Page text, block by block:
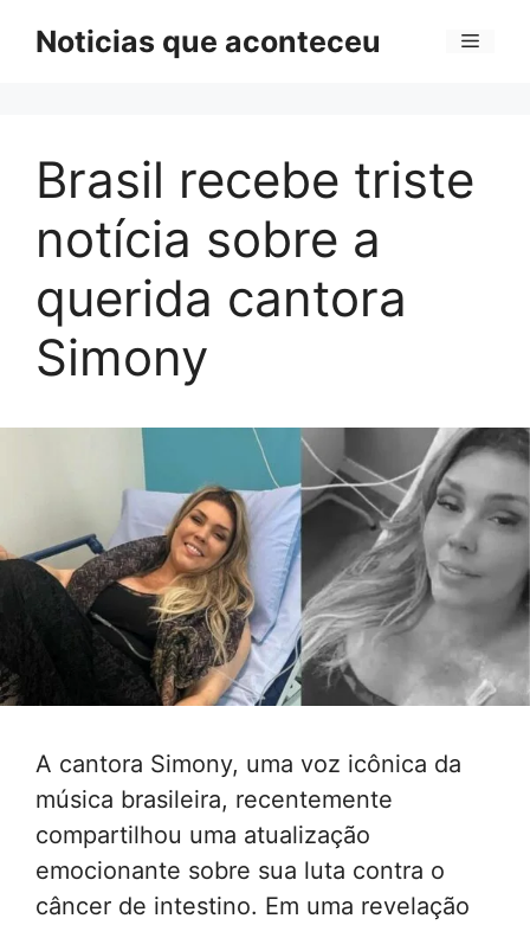
Noticias que aconteceu Menu
Brasil recebe triste
notícia sobre a
querida cantora
Simony
A cantora Simony, uma voz icônica da
música brasileira, recentemente
compartilhou uma atualização
emocionante sobre sua luta contra o
câncer de intestino. Em uma revelação